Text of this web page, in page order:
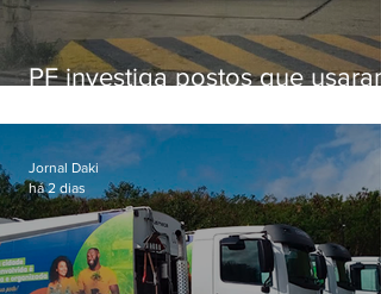
PF investiga postos que usaram
secretário morto em 2020
Jornal Daki
há 2 dias